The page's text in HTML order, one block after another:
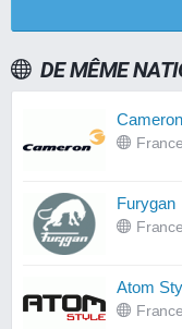
DE MÊME
Cameron
France
Furygan
France
Atom
France